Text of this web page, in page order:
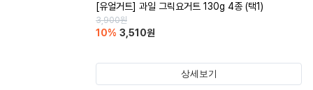
[유얼거트] 과일 그릭요거트 130g 4종 (택1)
3,900원
10% 3,510원
상세보기